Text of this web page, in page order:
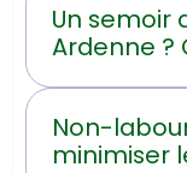
Un semoir
Ardenne ?
Non-
minimiser